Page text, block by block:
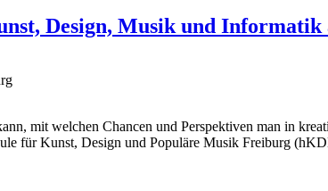
Design, Musik und
mit welchen Chancen und Perspektiven man in
für Kunst, Design und Populäre Musik Freiburg